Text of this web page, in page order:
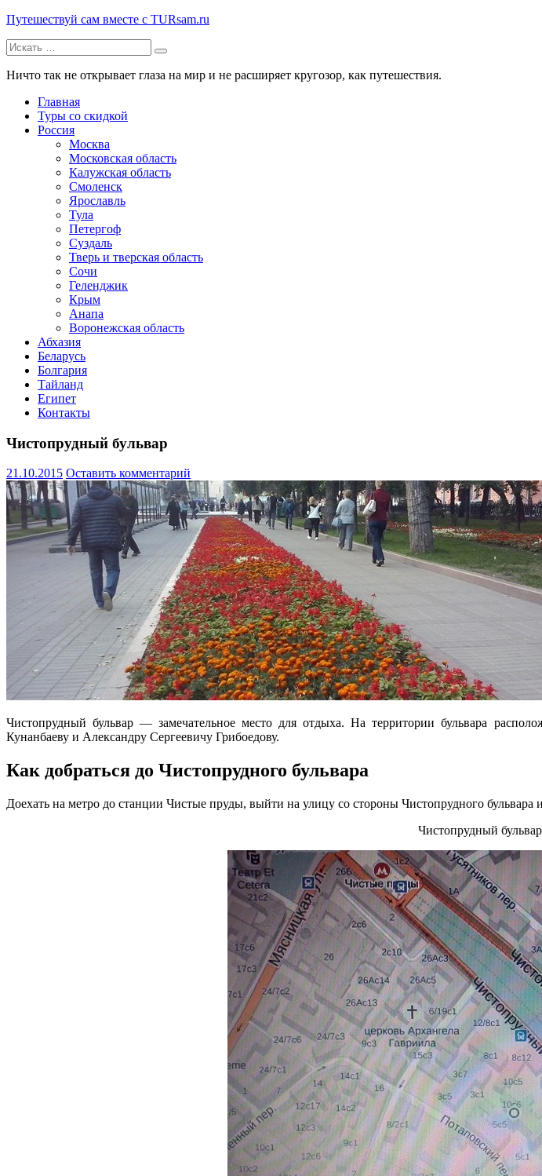
Путешествуй сам вместе с TURsam.ru
Путешествуй и узнавай новые места вместе с нами.
Искать:
Ничто так не открывает глаза на мир и не расширяет кругозор, как путешествия.
Главная
Туры со скидкой
Россия
Москва
Московская область
Калужская область
Смоленск
Ярославль
Тула
Петергоф
Суздаль
Тверь и тверская область
Сочи
Геленджик
Крым
Анапа
Воронежская область
Абхазия
Беларусь
Болгария
Тайланд
Египет
Контакты
Чистопрудный бульвар
21.10.2015 Оставить комментарий
Чистопрудный бульвар — замечательное место для отдыха. На территории бульвара
Кунанбаеву и Александру Сергеевичу Грибоедову.
Как добраться до Чистопрудного бульвара
Доехать на метро до станции Чистые пруды, выйти на улицу со стороны Чистопрудного бульвара
Чистопрудный